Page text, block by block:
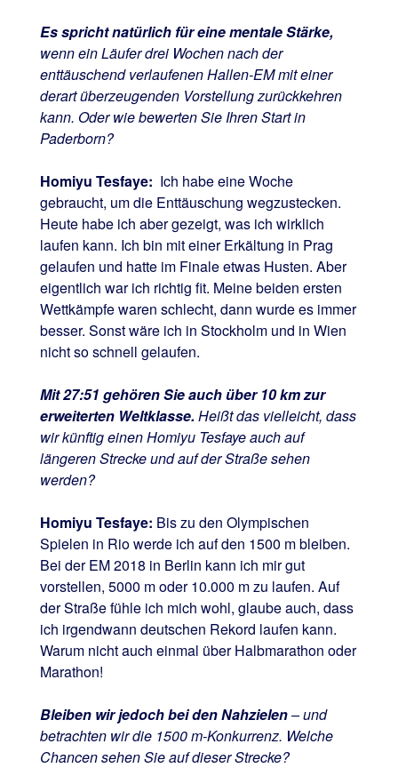
Es spricht natürlich für eine mentale Stärke,
wenn ein Läufer drei Wochen nach der
enttäuschend verlaufenen Hallen-EM mit einer
derart überzeugenden Vorstellung zurückkehren
kann. Oder wie bewerten Sie Ihren Start in
Paderborn?
Homiyu Tesfaye: Ich habe eine Woche
gebraucht, um die Enttäuschung wegzustecken.
Heute habe ich aber gezeigt, was ich wirklich
laufen kann. Ich bin mit einer Erkältung in Prag
gelaufen und hatte im Finale etwas Husten. Aber
eigentlich war ich richtig fit. Meine beiden ersten
Wettkämpfe waren schlecht, dann wurde es immer
besser. Sonst wäre ich in Stockholm und in Wien
nicht so schnell gelaufen.
Mit 27:51 gehören Sie auch über 10 km zur
erweiterten Weltklasse.Heißt das vielleicht, dass
wir künftig einen Homiyu Tesfaye auch auf
längeren Strecke und auf der Straße sehen
werden?
Homiyu Tesfaye: Bis zu den Olympischen
Spielen in Rio werde ich auf den 1500 m bleiben.
Bei der EM 2018 in Berlin kann ich mir gut
vorstellen, 5000 m oder 10.000 m zu laufen. Auf
der Straße fühle ich mich wohl, glaube auch, dass
ich irgendwann deutschen Rekord laufen kann.
Warum nicht auch einmal über Halbmarathon oder
Marathon!
Bleiben wir jedoch bei den Nahzielen– und
betrachten wir die 1500 m-Konkurrenz. Welche
Chancen sehen Sie auf dieser Strecke?